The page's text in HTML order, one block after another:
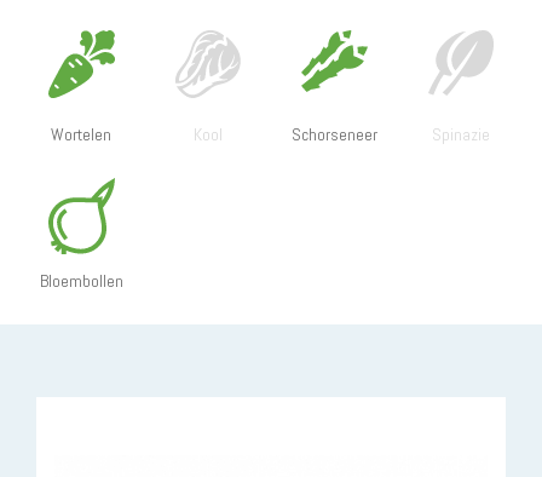
Wortelen Kool Schorseneer Spinazie
Bloembollen